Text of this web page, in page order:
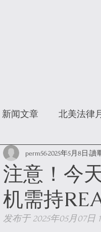
新闻文章 北美法律
注意！今
机需持
perm562025年5月8日 讀
发布于 2025年05月07日